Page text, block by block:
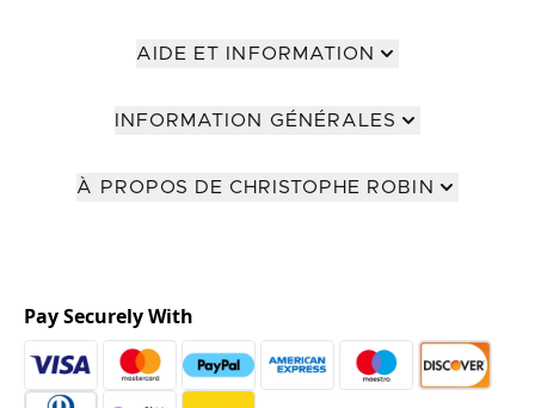
AIDE ET INFORMATION
INFORMATION GÉNÉRALES
À PROPOS DE CHRISTOPHE ROBIN
Pay Securely With